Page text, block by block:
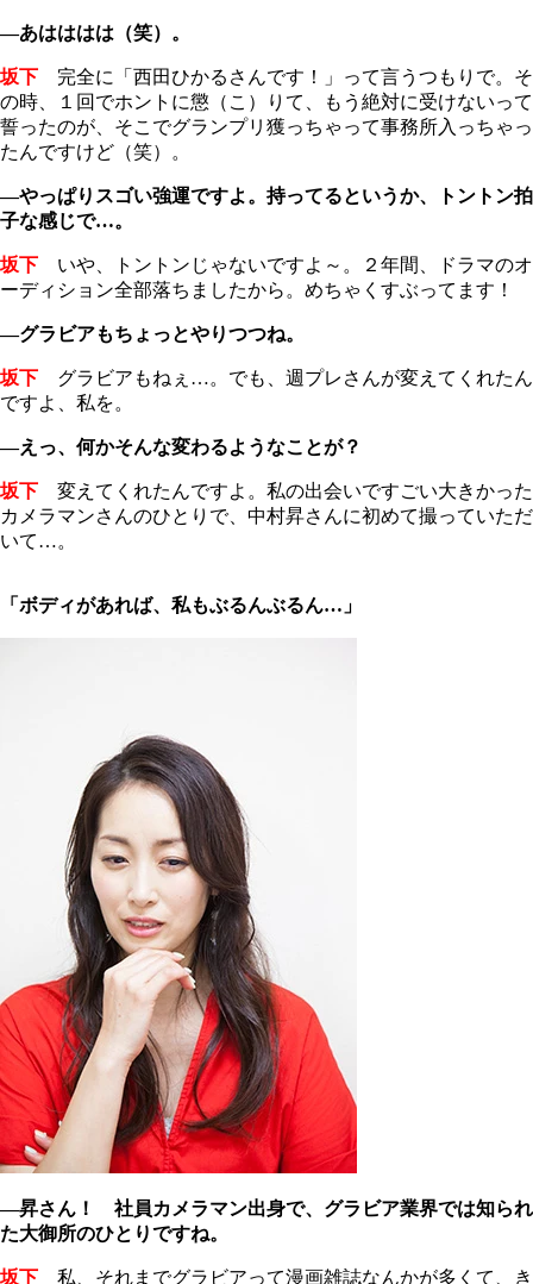
―あはははは（笑）。
坂下 完全に「西田ひかるさんです！」って言うつもりで。そ
の時、１回でホントに懲（こ）りて、もう絶対に受けないって
誓ったのが、そこでグランプリ獲っちゃって事務所入っちゃっ
たんですけど（笑）。
―やっぱりスゴい強運ですよ。持ってるというか、トントン拍
子な感じで…。
坂下 いや、トントンじゃないですよ～。２年間、ドラマのオ
ーディション全部落ちましたから。めちゃくすぶってます！
―グラビアもちょっとやりつつね。
坂下
グラビアもねぇ…。でも、週プレさんが変えてくれたん
ですよ、私を。
―えっ、何かそんな変わるようなことが？
坂下 変えてくれたんですよ。私の出会いですごい大きかった
カメラマンさんのひとりで、中村昇さんに初めて撮っていただ
いて…。
「ボディがあれば、私もぶるんぶるん…」
―昇さん！ 社員カメラマン出身で、グラビア業界では知られ
た大御所のひとりですね。
坂下 私、それまでグラビアって漫画雑誌なんかが多くて、き